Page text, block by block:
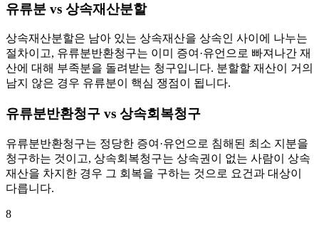
유류분 vs 상속재산분할
상속재산분할은 남아 있는 상속재산을 상속인 사이에 나누는
절차이고, 유류분반환청구는 이미 증여·유언으로 빠져나간 재
산에 대해 부족분을 돌려받는 청구입니다. 분할할 재산이 거의
남지 않은 경우 유류분이 핵심 쟁점이 됩니다.
유류분반환청구 vs 상속회복청구
유류분반환청구는 정당한 증여·유언으로 침해된 최소 지분을
청구하는 것이고, 상속회복청구는 상속권이 없는 사람이 상속
재산을 차지한 경우 그 회복을 구하는 것으로 요건과 대상이
다릅니다.
8